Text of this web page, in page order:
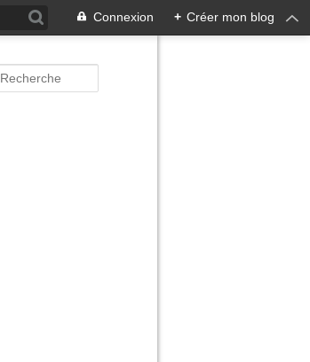
Connexion + Créer mon blog